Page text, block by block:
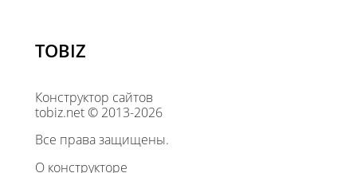
TOBIZ
Конструктор сайтов
tobiz.net © 2013-2026
Все права защищены.
О конструкторе